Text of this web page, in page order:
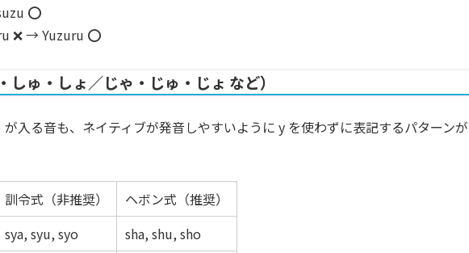
⭕️
❌ →Yuzuru ⭕️
しゅ・しょ／じゃ・じゅ・じょ など）
入る音も、ネイティブが発音しやすいように y を使わずに表記するパターンが
訓令式（非推奨）
ヘボン式（推奨）
sya, syu, syo sha, shu, sho